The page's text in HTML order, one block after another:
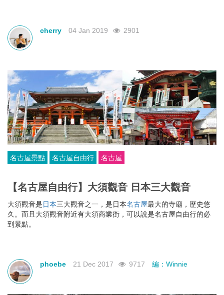
cherry 04 Jan 2019 2901
名古屋景點 名古屋自由行 名古屋
【名古屋自由行】大須觀音 日本三大觀音
大須觀音是日本三大觀音之一，是日本名古屋最大的寺廟，歷史悠
久。而且大須觀音附近有大須商業街，可以說是名古屋自由行的必
到景點。
phoebe 21 Dec 2017 9717 編：Winnie